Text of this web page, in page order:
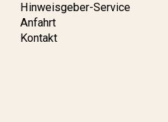
Hinweisgeber-Service
Anfahrt
Kontakt